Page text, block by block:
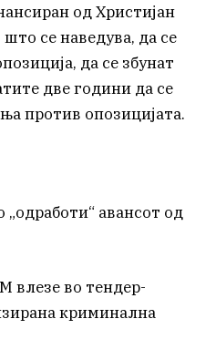
од Христијан
се наведува, да се
да се збунат
две години да се
против опозицијата.
авансот од
влезе во тендер-
криминална